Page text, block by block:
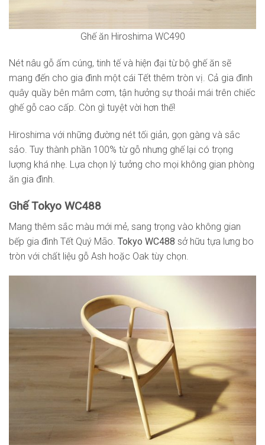
Ghế ăn Hiroshima WC490
Nét nâu gỗ ấm cúng, tinh tế và hiện đại từ bộ ghế ăn sẽ
mang đến cho gia đình một cái Tết thêm tròn vị. Cả gia đình
quây quầy bên mâm cơm, tận hưởng sự thoải mái trên chiếc
ghế gỗ cao cấp. Còn gì tuyệt vời hơn thế!
Hiroshima với những đường nét tối giản, gọn gàng và sắc
sảo. Tuy thành phần 100% từ gỗ nhưng ghế lại có trọng
lượng khá nhẹ. Lựa chọn lý tưởng cho mọi không gian phòng
ăn gia đình.
Ghế Tokyo WC488
Mang thêm sắc màu mới mẻ, sang trọng vào không gian
bếp gia đình Tết Quý Mão. Tokyo WC488 sở hữu tựa lưng bo
tròn với chất liệu gỗ Ash hoặc Oak tùy chọn.